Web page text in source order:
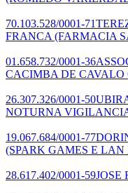
70.103.528/0001-71
FRANCA (FARMACIA
01.658.732/0001-36
CACIMBA DE CAVALO
26.307.326/0001-50
NOTURNA
19.067.684/0001-77
(SPARK GAMES E LAN
28.617.402/0001-59JOSE